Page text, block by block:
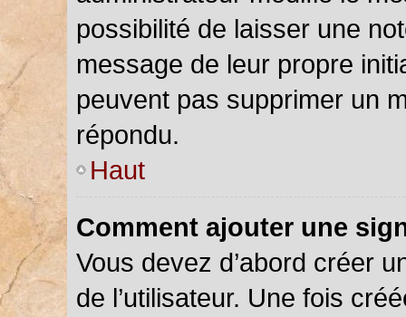
possibilité de laisser une
message de leur propre
peuvent pas supprimer un
répondu.
Haut
Comment ajouter une
Vous devez d’abord créer
de l’utilisateur. Une fois